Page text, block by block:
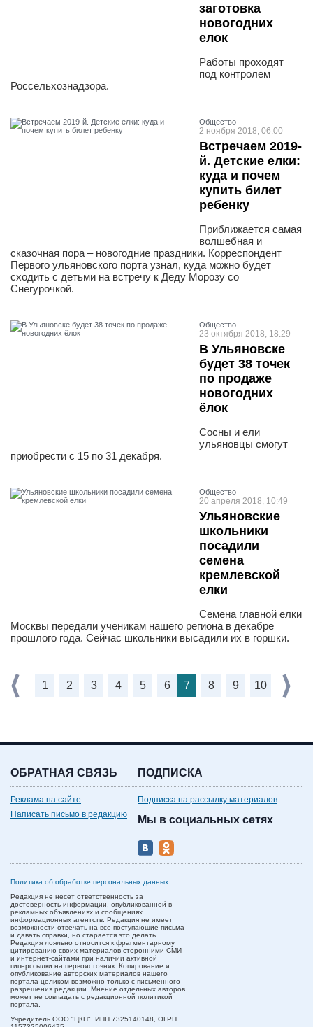
заготовка
новогодних
елок
Работы проходят
под контролем
Россельхознадзора.
Общество
2 ноября 2018, 06:00
Встречаем 2019-
й. Детские елки:
куда и почем
купить билет
ребенку
Приближается самая
волшебная и
сказочная пора – новогодние праздники. Корреспондент
Первого ульяновского порта узнал, куда можно будет
сходить с детьми на встречу к Деду Морозу со
Снегурочкой.
Общество
23 октября 2018, 18:29
В Ульяновске
будет 38 точек
по продаже
новогодних
ёлок
Сосны и ели
ульяновцы смогут
приобрести с 15 по 31 декабря.
Общество
20 апреля 2018, 10:49
Ульяновские
школьники
посадили
семена
кремлевской
елки
Семена главной елки
Москвы передали ученикам нашего региона в декабре
прошлого года. Сейчас школьники высадили их в горшки.
1 2 3 4 5 6 7 8 9 10
ОБРАТНАЯ СВЯЗЬ
Реклама на сайте
Написать письмо в редакцию
ПОДПИСКА
Подписка на рассылку материалов
Мы в социальных сетях
Политика об обработке персональных данных
Редакция не несет ответственность за
достоверность информации, опубликованной в
рекламных объявлениях и сообщениях
информационных агентств. Редакция не имеет
возможности отвечать на все поступающие письма
и давать справки, но старается это делать.
Редакция лояльно относится к фрагментарному
цитированию своих материалов сторонними СМИ
и интернет-сайтами при наличии активной
гиперссылки на первоисточник. Копирование и
опубликование авторских материалов нашего
портала целиком возможно только с письменного
разрешения редакции. Мнение отдельных авторов
может не совпадать с редакционной политикой
портала.
Учредитель ООО "ЦКП". ИНН 7325140148, ОГРН